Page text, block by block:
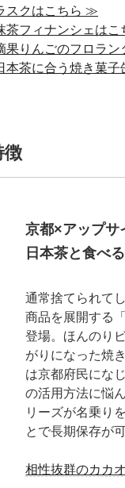
スクはこちら ≫
茶フィナンシェは
果りんごのフロラ
本茶に合う焼き菓
徴
京都×アップサ
日本茶と食べ
通常捨てられて
商品を展開する
登場。ほんのり
がりになった焼
は京都府民にな
の活用方法に悩
リーズが名乗り
とで長期保存が
相性抜群のカカ